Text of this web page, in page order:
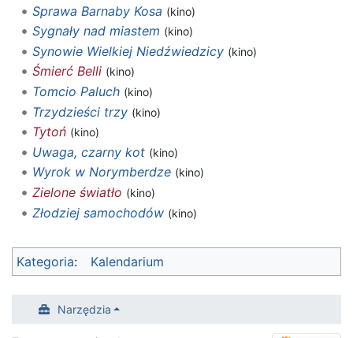
Sprawa Barnaby Kosa (kino)
Sygnały nad miastem (kino)
Synowie Wielkiej Niedźwiedzicy (kino)
Śmierć Belli (kino)
Tomcio Paluch (kino)
Trzydzieści trzy (kino)
Tytoń (kino)
Uwaga, czarny kot (kino)
Wyrok w Norymberdze (kino)
Zielone światło (kino)
Złodziej samochodów (kino)
Kategoria: Kalendarium
Narzędzia